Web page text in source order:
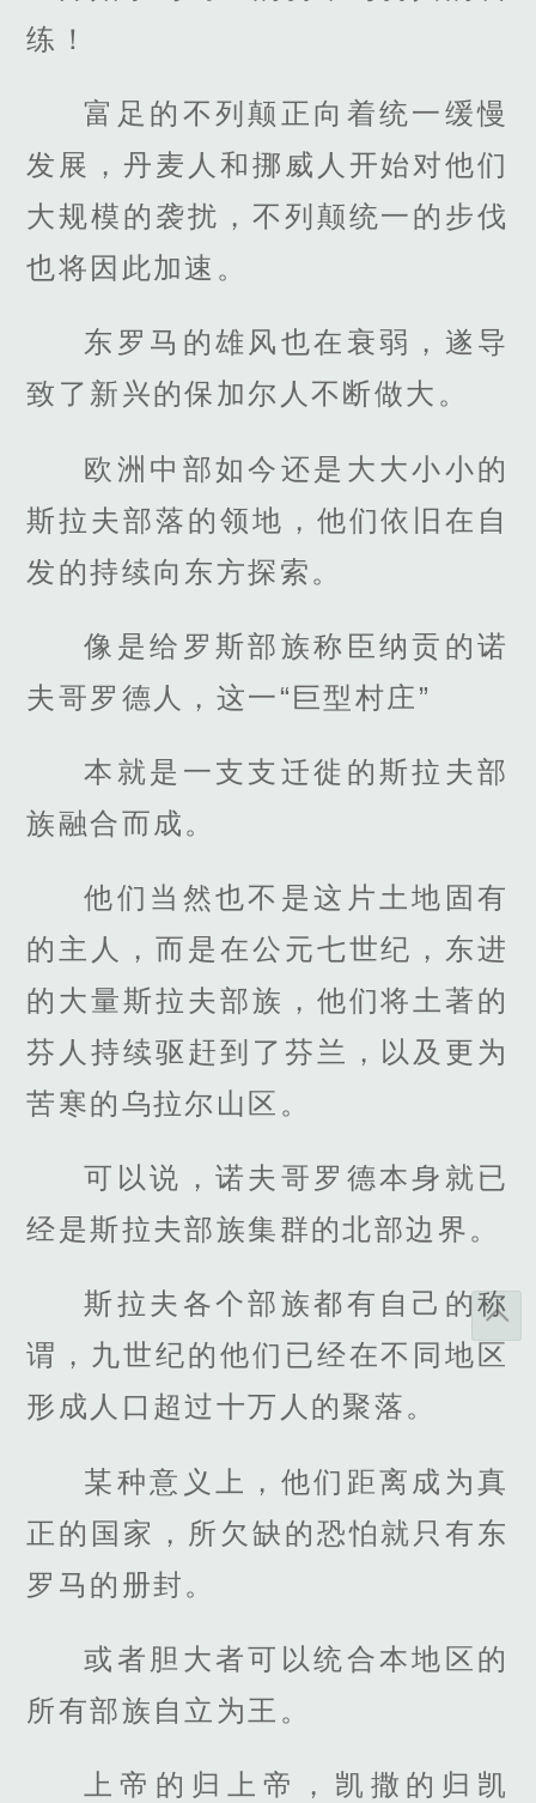
练！
富足的不列颠正向着统一缓慢
发展，丹麦人和挪威人开始对他们
大规模的袭扰，不列颠统一的步伐
也将因此加速。
东罗马的雄风也在衰弱，遂导
致了新兴的保加尔人不断做大。
欧洲中部如今还是大大小小的
斯拉夫部落的领地，他们依旧在自
发的持续向东方探索。
像是给罗斯部族称臣纳贡的诺
夫哥罗德人，这一“巨型村庄”
本就是一支支迁徙的斯拉夫部
族融合而成。
他们当然也不是这片土地固有
的主人，而是在公元七世纪，东进
的大量斯拉夫部族，他们将土著的
芬人持续驱赶到了芬兰，以及更为
苦寒的乌拉尔山区。
可以说，诺夫哥罗德本身就已
经是斯拉夫部族集群的北部边界。
斯拉夫各个部族都有自己的称
谓，九世纪的他们已经在不同地区
形成人口超过十万人的聚落。
某种意义上，他们距离成为真
正的国家，所欠缺的恐怕就只有东
罗马的册封。
或者胆大者可以统合本地区的
所有部族自立为王。
上帝的归上帝，凯撒的归凯